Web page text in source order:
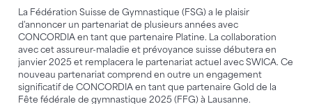
La Fédération Suisse de Gymnastique (FSG) a le plaisir
d'annoncer un partenariat de plusieurs années avec
CONCORDIA en tant que partenaire Platine. La collaboration
avec cet assureur-maladie et prévoyance suisse débutera en
janvier 2025 et remplacera le partenariat actuel avec SWICA. Ce
nouveau partenariat comprend en outre un engagement
significatif de CONCORDIA en tant que partenaire Gold de la
Fête fédérale de gymnastique 2025 (FFG) à Lausanne.